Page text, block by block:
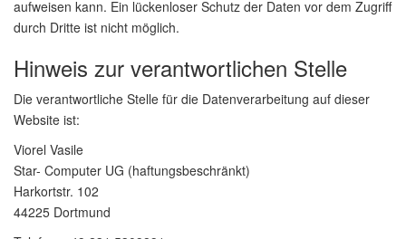
aufweisen kann. Ein lückenloser Schutz der Daten vor dem Zugriff
durch Dritte ist nicht möglich.
Hinweis zur verantwortlichen Stelle
Die verantwortliche Stelle für die Datenverarbeitung auf dieser
Website ist:
Viorel Vasile
Star- Computer UG (haftungsbeschränkt)
Harkortstr. 102
44225 Dortmund